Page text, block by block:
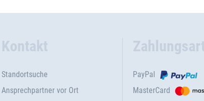
Kontakt
Standortsuche
Ansprechpartner vor Ort
PayPal
MasterCard